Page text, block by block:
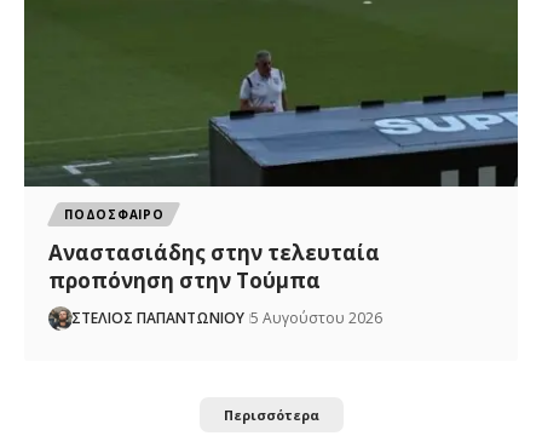
ΠΟΔΟΣΦΑΙΡΟ
Αναστασιάδης στην τελευταία
προπόνηση στην Τούμπα
ΣΤΕΛΙΟΣ ΠΑΠΑΝΤΩΝΙΟΥ 5 Αυγούστου 2026
Περισσότερα